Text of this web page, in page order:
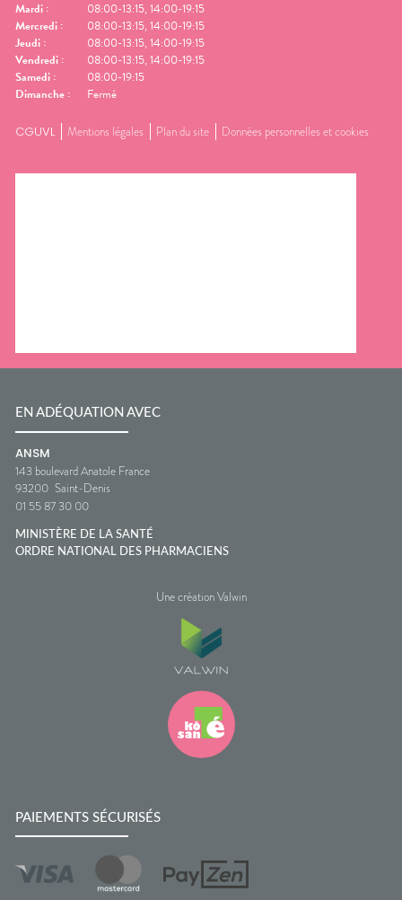
Mardi :
08:00-13:15, 14:00-19:15
Mercredi :
08:00-13:15, 14:00-19:15
Jeudi :
08:00-13:15, 14:00-19:15
Vendredi :
08:00-13:15, 14:00-19:15
Samedi :
08:00-19:15
Dimanche : Fermé
CGUVL Mentions légales Plan du site Données personnelles et cookies
EN ADÉQUATION AVEC
ANSM
143 boulevard Anatole France
93200 Saint-Denis
01 55 87 30 00
MINISTÈRE DE LA SANTÉ
ORDRE NATIONAL DES PHARMACIENS
Une création Valwin
PAIEMENTS SÉCURISÉS